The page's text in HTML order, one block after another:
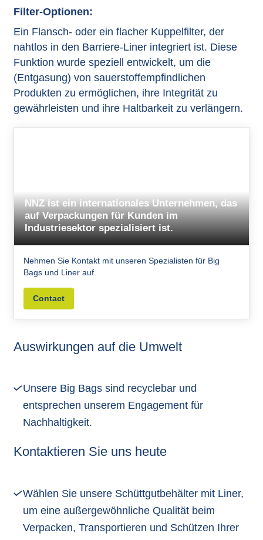
Filter-Optionen:
Ein Flansch- oder ein flacher Kuppelfilter, der
nahtlos in den Barriere-Liner integriert ist. Diese
Funktion wurde speziell entwickelt, um die
(Entgasung) von sauerstoffempfindlichen
Produkten zu ermöglichen, ihre Integrität zu
gewährleisten und ihre Haltbarkeit zu verlängern.
NNZ ist ein internationales Unternehmen, das
auf Verpackungen für Kunden im
Industriesektor spezialisiert ist.
Nehmen Sie Kontakt mit unseren Spezialisten für Big
Bags und Liner auf.
Contact
Auswirkungen auf die Umwelt
Unsere Big Bags sind recyclebar und
entsprechen unserem Engagement für
Nachhaltigkeit.
Kontaktieren Sie uns heute
Wählen Sie unsere Schüttgutbehälter mit Liner,
um eine außergewöhnliche Qualität beim
Verpacken, Transportieren und Schützen Ihrer